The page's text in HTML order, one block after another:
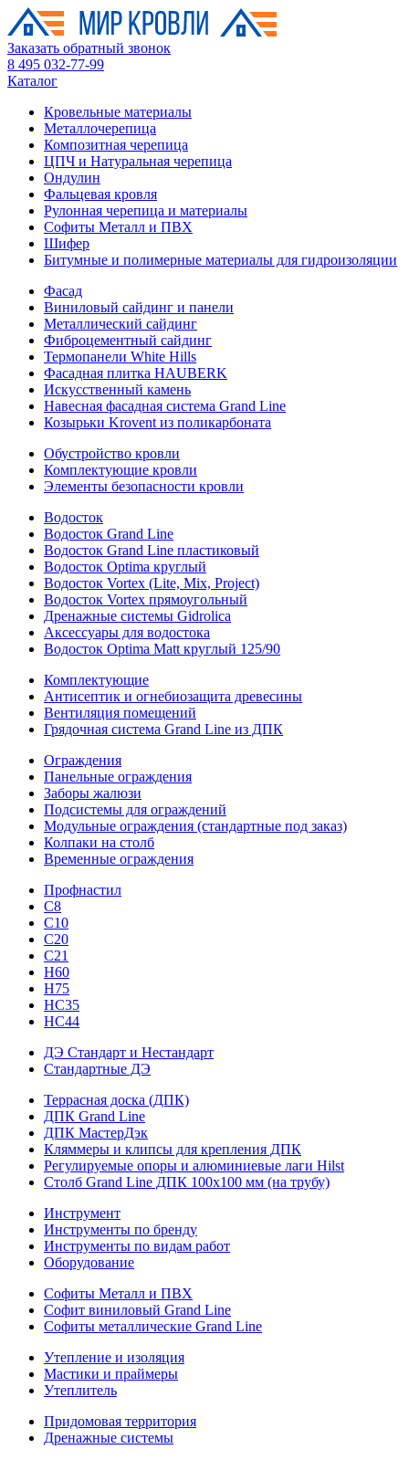
Заказать обратный звонок
8 495 032-77-99
Каталог
Кровельные материалы
Металлочерепица
Композитная черепица
ЦПЧ и Натуральная черепица
Ондулин
Фальцевая кровля
Рулонная черепица и материалы
Софиты Металл и ПВХ
Шифер
Битумные и полимерные материалы для гидроизоляции
Фасад
Виниловый сайдинг и панели
Металлический сайдинг
Фиброцементный сайдинг
Термопанели White Hills
Фасадная плитка HAUBERK
Искусственный камень
Навесная фасадная система Grand Line
Козырьки Krovent из поликарбоната
Обустройство кровли
Комплектующие кровли
Элементы безопасности кровли
Водосток
Водосток Grand Line
Водосток Grand Line пластиковый
Водосток Optima круглый
Водосток Vortex (Lite, Mix, Project)
Водосток Vortex прямоугольный
Дренажные системы Gidrolica
Аксессуары для водостока
Водосток Optima Matt круглый 125/90
Комплектующие
Антисептик и огнебиозащита древесины
Вентиляция помещений
Грядочная система Grand Line из ДПК
Ограждения
Панельные ограждения
Заборы жалюзи
Подсистемы для ограждений
Модульные ограждения (стандартные под заказ)
Колпаки на столб
Временные ограждения
Профнастил
С8
С10
С20
С21
H60
H75
HС35
НС44
ДЭ Стандарт и Нестандарт
Стандартные ДЭ
Террасная доска (ДПК)
ДПК Grand Line
ДПК МастерДэк
Кляммеры и клипсы для крепления ДПК
Регулируемые опоры и алюминиевые лаги Hilst
Столб Grand Line ДПК 100х100 мм (на трубу)
Инструмент
Инструменты по бренду
Инструменты по видам работ
Оборудование
Софиты Металл и ПВХ
Софит виниловый Grand Line
Софиты металлические Grand Line
Утепление и изоляция
Мастики и праймеры
Утеплитель
Придомовая территория
Дренажные системы